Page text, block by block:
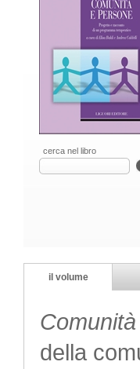
cerca nel libro
il volume
della